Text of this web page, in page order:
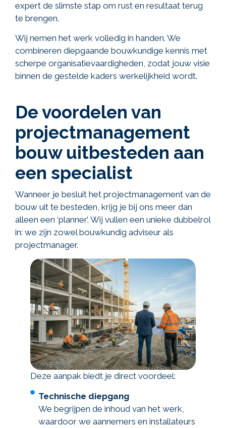
expert de slimste stap om rust en resultaat terug
te brengen.
Wij nemen het werk volledig in handen. We
combineren diepgaande bouwkundige kennis met
scherpe organisatievaardigheden, zodat jouw visie
binnen de gestelde kaders werkelijkheid wordt.
De voordelen van
projectmanagement
bouw uitbesteden aan
een specialist
Wanneer je besluit het projectmanagement van de
bouw uit te besteden, krijg je bij ons meer dan
alleen een ‘planner’. Wij vullen een unieke dubbelrol
in: we zijn zowel bouwkundig adviseur als
projectmanager.
Deze aanpak biedt je direct voordeel:
Technische diepgang
We begrijpen de inhoud van het werk,
waardoor we aannemers en installateurs